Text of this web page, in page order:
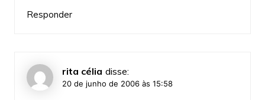
Responder
rita célia disse:
20 de junho de 2006 às 15:58